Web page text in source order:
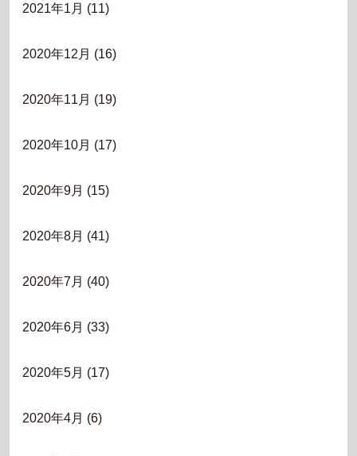
2021年1月 (11)
2020年12月 (16)
2020年11月 (19)
2020年10月 (17)
2020年9月 (15)
2020年8月 (41)
2020年7月 (40)
2020年6月 (33)
2020年5月 (17)
2020年4月 (6)